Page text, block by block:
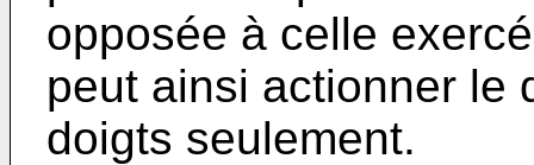
opposée à celle
peut ainsi actionner le
doigts seulement.